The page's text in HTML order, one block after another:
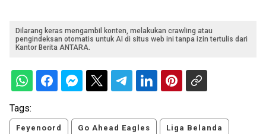
Dilarang keras mengambil konten, melakukan crawling atau
pengindeksan otomatis untuk AI di situs web ini tanpa izin tertulis dari
Kantor Berita ANTARA.
Tags:
Feyenoord Go Ahead Eagles Liga Belanda